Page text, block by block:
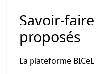
Savoir-
proposés
La plateforme